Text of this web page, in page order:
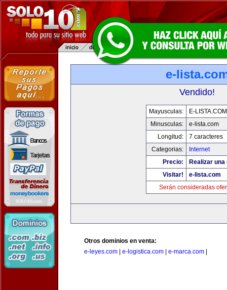
e-
Vendido!
Mayusculas:
E-LISTA.COM
Minusculas:
e-lista.com
Longitud:
7 caracteres
Categorias:
Internet
Precio:
Realizar
Visitar!
e-lista.com
Serán consideradas
Otros dominios en venta:
e-leyes.com
e-logistica.com e-marca.com